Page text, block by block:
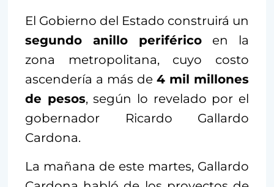
El Gobierno del Estado construirá un
segundo anillo periférico en la
zona metropolitana, cuyo costo
ascendería a más de 4 mil millones
de pesos, según lo revelado por el
gobernador Ricardo Gallardo
Cardona.
La mañana de este martes, Gallardo